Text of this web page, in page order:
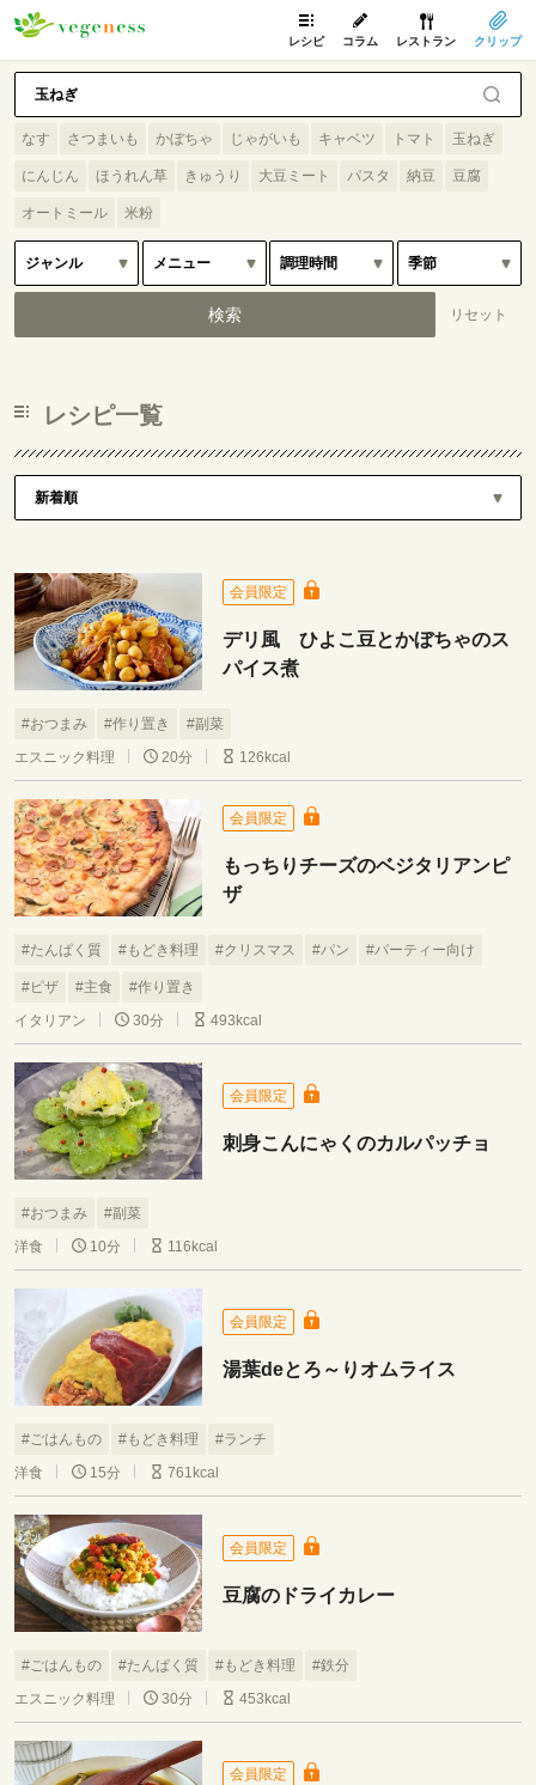
レシピ コラム レストラン クリップ
なす さつまいも かぼちゃ じゃがいも キャベツ トマト 玉ねぎ
にんじん ほうれん草 きゅうり 大豆ミート パスタ 納豆 豆腐
オートミール 米粉
レシピ一覧
会員限定
デリ風 ひよこ豆とかぼちゃのス
パイス煮
#おつまみ #作り置き
#副菜
エスニック料理
20分 126kcal
会員限定
もっちりチーズのベジタリアンピ
ザ
#たんぱく質 #もどき料理 #クリスマス #パン #パーティー向け
#ピザ #主食
#作り置き
イタリアン
30分 493kcal
会員限定
刺身こんにゃくのカルパッチョ
#おつまみ
#副菜
洋食
10分 116kcal
会員限定
湯葉deとろ～りオムライス
#ごはんもの #もどき料理
#ランチ
洋食
15分 761kcal
会員限定
豆腐のドライカレー
#ごはんもの #たんぱく質 #もどき料理
#鉄分
エスニック料理
30分 453kcal
会員限定